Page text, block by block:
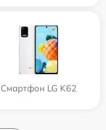
Смартфон LG K62